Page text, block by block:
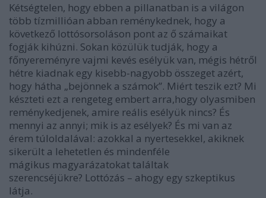
Kétségtelen, hogy ebben a pillanatban is a világon
több tízmillióan abban reménykednek, hogy a
következő lottósorsoláson pont az ő számaikat
fogják kihúzni. Sokan közülük tudják, hogy a
főnyereményre vajmi kevés esélyük van, mégis hétről
hétre kiadnak egy kisebb-nagyobb összeget azért,
hogy hátha „bejönnek a számok”. Miért teszik ezt? Mi
készteti ezt a rengeteg embert arra,hogy olyasmiben
reménykedjenek, amire reális esélyük nincs? És
mennyi az annyi; mik is az esélyek? És mi van az
érem túloldalával: azokkal a nyertesekkel, akiknek
sikerült a lehetetlen és mindenféle
mágikus magyarázatokat találtak
szerencséjükre? Lottózás – ahogy egy szkeptikus
látja.